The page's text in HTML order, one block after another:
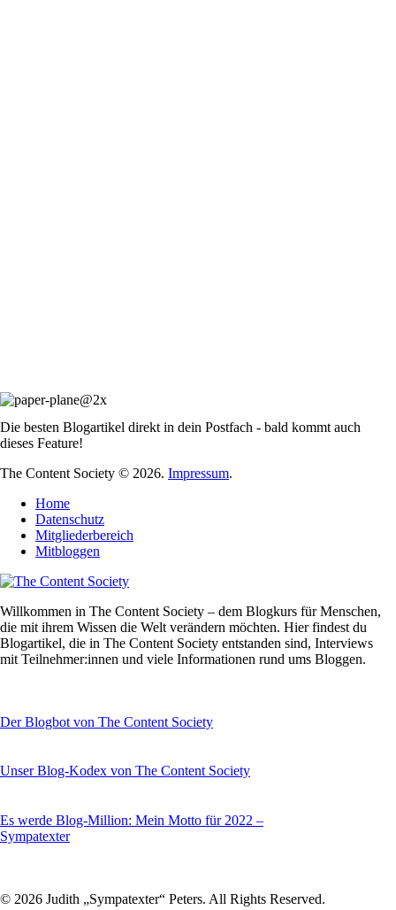
Die besten Blogartikel direkt in dein Postfach - bald kommt auch
dieses Feature!
The Content Society © 2026. Impressum.
Home
Datenschutz
Mitgliederbereich
Mitbloggen
Willkommen in The Content Society – dem Blogkurs für Menschen,
die mit ihrem Wissen die Welt verändern möchten. Hier findest du
Blogartikel, die in The Content Society entstanden sind, Interviews
mit Teilnehmer:innen und viele Informationen rund ums Bloggen.
Der Blogbot von The Content Society
Unser Blog-Kodex von The Content Society
Es werde Blog-Million: Mein Motto für 2022 –
Sympatexter
© 2026 Judith „Sympatexter“ Peters. All Rights Reserved.